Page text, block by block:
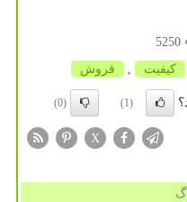
5250
كیفیت فروش
(1)
(0)
X